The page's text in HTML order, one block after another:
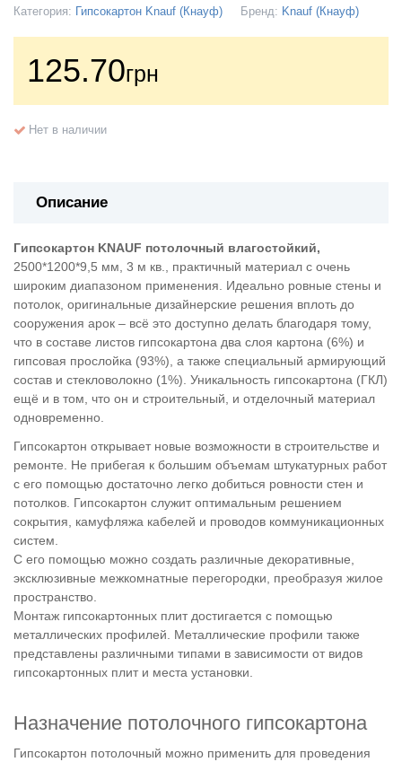
Категория: Гипсокартон Knauf (Кнауф) Бренд: Knauf (Кнауф)
125.70грн
Нет в наличии
Описание
Гипсокартон KNAUF потолочный влагостойкий,
2500*1200*9,5 мм, 3 м кв., практичный материал с очень
широким диапазоном применения. Идеально ровные стены и
потолок, оригинальные дизайнерские решения вплоть до
сооружения арок – всё это доступно делать благодаря тому,
что в составе листов гипсокартона два слоя картона (6%) и
гипсовая прослойка (93%), а также специальный армирующий
состав и стекловолокно (1%). Уникальность гипсокартона (ГКЛ)
ещё и в том, что он и строительный, и отделочный материал
одновременно.
Гипсокартон открывает новые возможности в строительстве и
ремонте. Не прибегая к большим объемам штукатурных работ
с его помощью достаточно легко добиться ровности стен и
потолков. Гипсокартон служит оптимальным решением
сокрытия, камуфляжа кабелей и проводов коммуникационных
систем.
С его помощью можно создать различные декоративные,
эксклюзивные межкомнатные перегородки, преобразуя жилое
пространство.
Монтаж гипсокартонных плит достигается с помощью
металлических профилей. Металлические профили также
представлены различными типами в зависимости от видов
гипсокартонных плит и места установки.
Назначение потолочного гипсокартона
Гипсокартон потолочный можно применить для проведения